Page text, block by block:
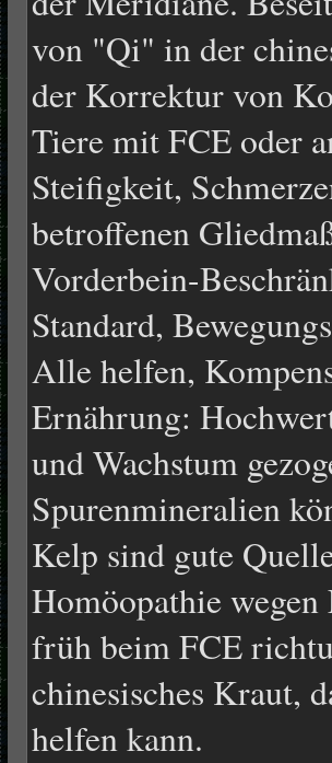
von "Qi" in der
der Korrektur von
Tiere mit FCE oder
Steifigkeit,
betroffenen
Vorderbein-
Standard,
Alle helfen,
Ernährung:
und Wachstum
Spurenmineralien
Kelp sind gute
Homöopathie
früh beim FCE
chinesisches Kraut,
helfen kann.